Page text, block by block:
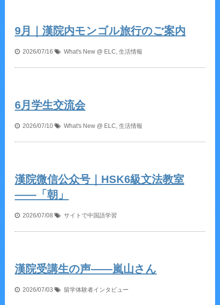
9月｜漢院内モンゴル旅行のご案内
2026/07/16 What's New @ ELC 生活情報
6月学生交流会
2026/07/10 What's New @ ELC 生活情報
漢院微信公众号｜HSK6級文法教室
——「朝」
2026/07/08 サイトで中国語学習
漢院受講生の声——嵐山さん
2026/07/03 留学体験者インタビュー